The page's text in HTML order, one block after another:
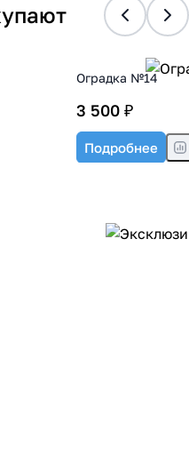
Оградка №14
3 500 ₽
Подробнее